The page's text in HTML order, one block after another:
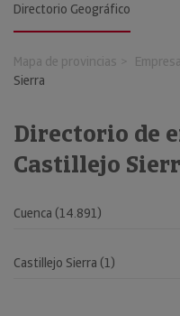
Directorio Geográfico
Mapa de provincias
Sierra
Directorio de
Castillejo